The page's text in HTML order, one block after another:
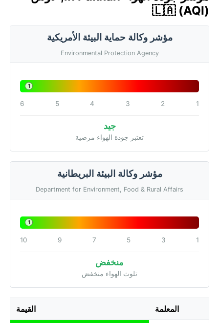
🇱🇦 (AQI)
مؤشر وكالة حماية البيئة الأمريكية
Environmental Protection Agency
1
1
2
3
4
5
6
جيد
تعتبر جودة الهواء مرضية
مؤشر وكالة البيئة البريطانية
Department for Environment, Food & Rural Affairs
1
1
3
5
7
9
10
منخفض
تلوث الهواء منخفض
المعلمة القيمة